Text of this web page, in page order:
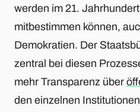
werden im 21.
mitbestimmen können,
Demokratien. Der
zentral bei diesen
mehr Transparenz über
den einzelnen